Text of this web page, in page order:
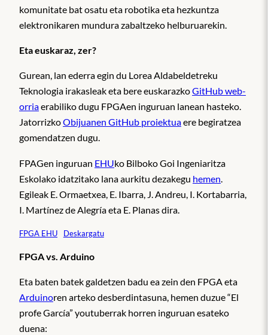
komunitate bat osatu eta robotika eta hezkuntza
elektronikaren mundura zabaltzeko helburuarekin.
Eta euskaraz, zer?
Gurean, lan ederra egin du Lorea Aldabeldetreku
Teknologia irakasleak eta bere euskarazkoGitHub web-
orriaerabiliko dugu FPGAen inguruan lanean hasteko.
JatorrizkoObijuanen GitHub proiektuaere begiratzea
gomendatzen dugu.
FPAGen inguruan EHUko Bilboko Goi Ingeniaritza
Eskolako idatzitako lana aurkitu dezakegu hemen
Egileak E. Ormaetxea, E. Ibarra, J. Andreu, I. Kortabarria,
I. Martínez de Alegría eta E. Planas dira.
FPGA EHU Deskargatu
FPGA vs. Arduino
Eta baten batek galdetzen badu ea zein den FPGA eta
Arduinoren arteko desberdintasuna, hemen duzue “El
profe García” youtuberrak horren inguruan esateko
duena: